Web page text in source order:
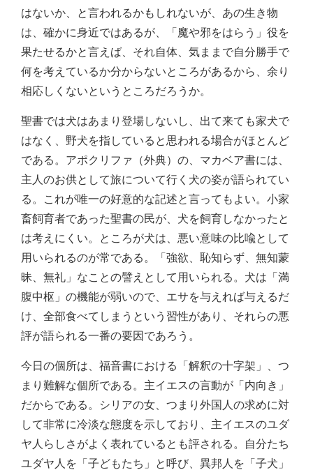
はないか、と言われるかもしれないが、あの生き物
は、確かに身近ではあるが、「魔や邪をはらう」役を
果たせるかと言えば、それ自体、気ままで自分勝手で
何を考えているか分からないところがあるから、余り
相応しくないというところだろうか。
聖書では犬はあまり登場しないし、出て来ても家犬で
はなく、野犬を指していると思われる場合がほとんど
である。アポクリファ（外典）の、マカベア書には、
主人のお供として旅について行く犬の姿が語られてい
る。これが唯一の好意的な記述と言ってもよい。小家
畜飼育者であった聖書の民が、犬を飼育しなかったと
は考えにくい。ところが犬は、悪い意味の比喩として
用いられるのが常である。「強欲、恥知らず、無知蒙
昧、無礼」なことの譬えとして用いられる。犬は「満
腹中枢」の機能が弱いので、エサを与えれば与えるだ
け、全部食べてしまうという習性があり、それらの悪
評が語られる一番の要因であろう。
今日の個所は、福音書における「解釈の十字架」、つ
まり難解な個所である。主イエスの言動が「内向き」
だからである。シリアの女、つまり外国人の求めに対
して非常に冷淡な態度を示しており、主イエスのユダ
ヤ人らしさがよく表れているとも評される。自分たち
ユダヤ人を「子どもたち」と呼び、異邦人を「子犬」